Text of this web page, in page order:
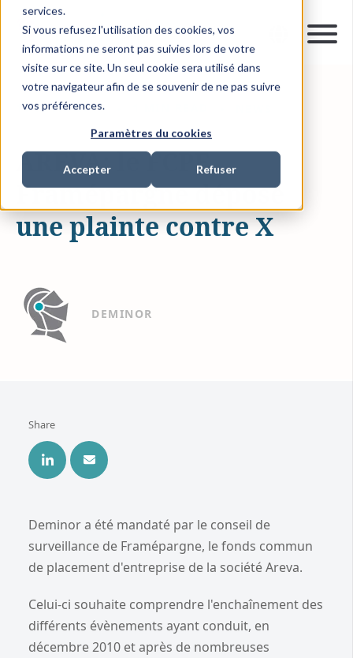
services.
Si vous refusez l'utilisation des cookies, vos
informations ne seront pas suivies lors de votre
visite sur ce site. Un seul cookie sera utilisé dans
votre navigateur afin de se souvenir de ne pas suivre
vos préférences.
Paramètres du cookies
Accepter Refuser
10 FÉVR. 2011
AREVA: le FCPE
Framépargne dépose
une plainte contre X
DEMINOR
Share
Deminor a été mandaté par le conseil de
surveillance de Framépargne, le fonds commun
de placement d'entreprise de la société Areva.
Celui-ci souhaite comprendre l'enchaînement des
différents évènements ayant conduit, en
décembre 2010 et après de nombreuses